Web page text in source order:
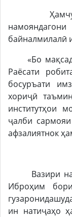
Ҳамчунин
байналмилалӣ
«Бо мақсади
Раёсати
босуръати
хориҷӣ
институтҳои
ҷалби
афзалиятнок
ДАР
Вазири
Иброҳим
ин натиҷаҳо